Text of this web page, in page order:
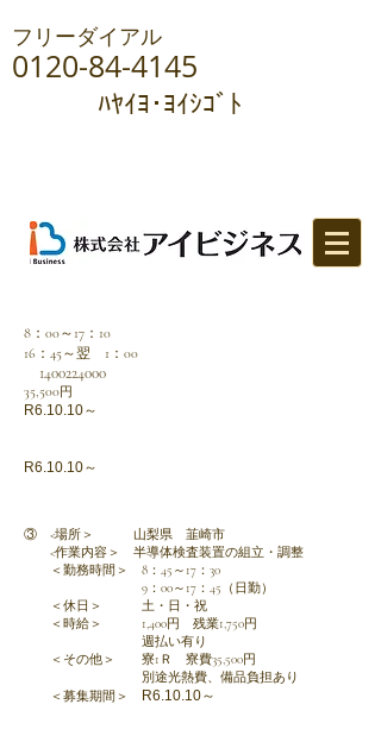
フリーダイアル
0120-84-4145
ﾊﾔｲﾖ･ﾖｲｼｺﾞﾄ
8：00～17：10
16：45～翌 1：00
1400224000
​35,500円
R6.10.10～
R6.10.10～
③ <場所＞ 山梨県 韮崎市
<作業内容＞ 半導体検査装置の組立・調整
＜勤務時間＞ 8：45～17：30
9：00～17：45（日勤）
＜休日＞ 土・日・祝
＜時給＞ 1,400円 残業1,750円
週払い有り
＜その他＞ 寮1Ｒ 寮費35,500円
別途光熱費、備品負担あり​
＜募集期間＞
R6.10.10～